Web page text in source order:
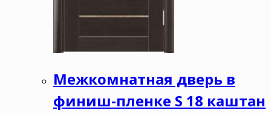
Межкомнатная дверь в
финиш-пленке S 18 каштан